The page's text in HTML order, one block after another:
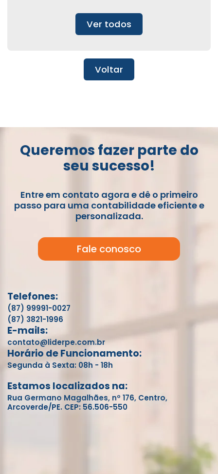
Ver todos
Voltar
Queremos fazer parte do
seu sucesso!
Entre em contato agora e dê o primeiro
passo para uma contabilidade eficiente e
personalizada.
Fale conosco
Telefones:
(87) 99991-0027
(87) 3821-1996
E-mails:
contato@liderpe.com.br
Horário de Funcionamento:
Segunda à Sexta: 08h - 18h
Estamos localizados na:
Rua Germano Magalhães, nº 176, Centro,
Arcoverde/PE. CEP: 56.506-550